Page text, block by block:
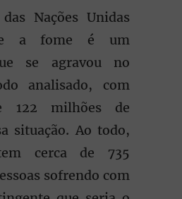
Nações Unidas
a fome é um
se agravou no
analisado, com
122 milhões de
situação. Ao todo,
cerca de 735
sofrendo com